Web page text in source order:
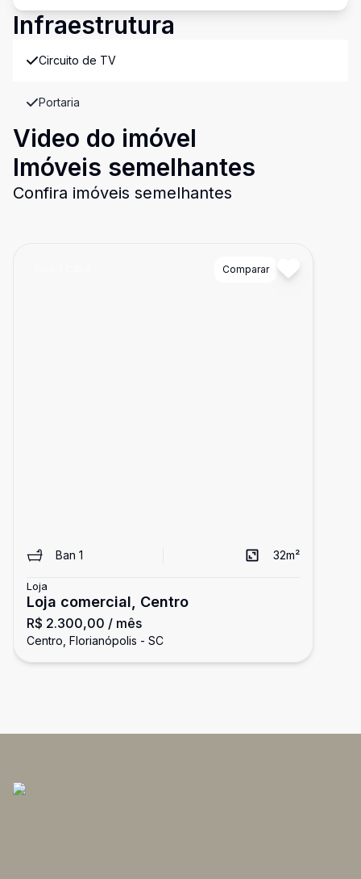
Infraestrutura
Circuito de TV
Portaria
Video do imóvel
Imóveis semelhantes
Confira imóveis semelhantes
Comparar
Ban 1 32m²
Loja
Loja comercial, Centro
R$ 2.300,00 / mês
Centro, Florianópolis - SC